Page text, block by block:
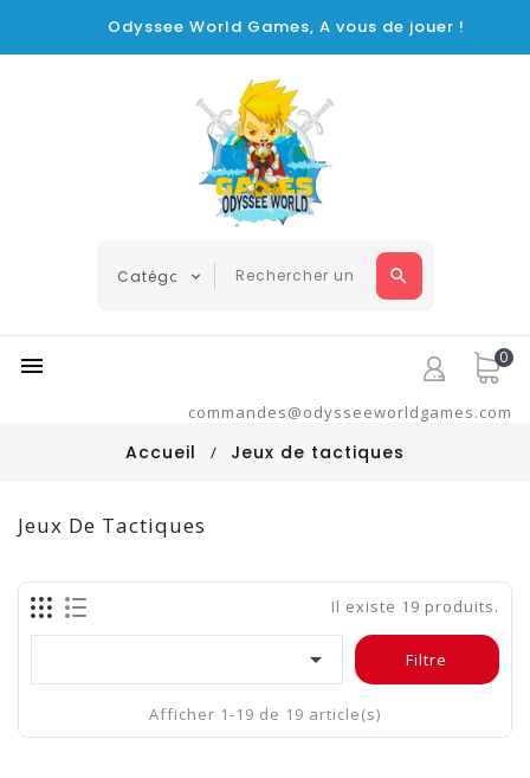
Odyssee World Games, A vous de jouer !
 0
commandes@odysseeworldgames.com
Accueil Jeux de tactiques
Jeux De Tactiques
Il existe 19 produits.
 Filtre
Afficher 1-19 de 19 article(s)